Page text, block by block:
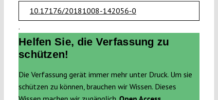
10.17176/20181008-142056-0
.
Helfen Sie, die Verfassung zu
schützen!
Die Verfassung gerät immer mehr unter Druck. Um sie
schützen zu können, brauchen wir Wissen. Dieses